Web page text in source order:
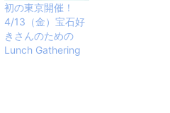
初の東京開催！
4/13（金）宝石好
きさんのための
Lunch Gathering